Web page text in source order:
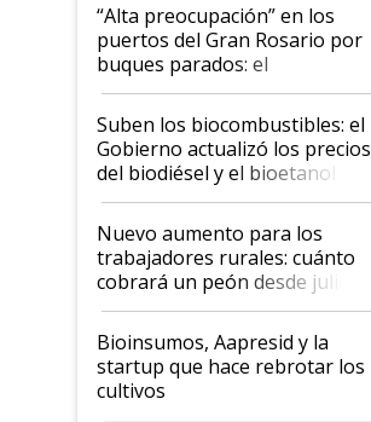
“Alta preocupación” en los
puertos del Gran Rosario por
buques parados: el
funcionamiento de las
exportadoras en tensión tras
la medida de fuerza de los
prácticos
Suben los biocombustibles: el
Gobierno actualizó los precios
del biodiésel y el bioetanol
Nuevo aumento para los
trabajadores rurales: cuánto
cobrará un peón desde julio
Bioinsumos, Aapresid y la
startup que hace rebrotar los
cultivos